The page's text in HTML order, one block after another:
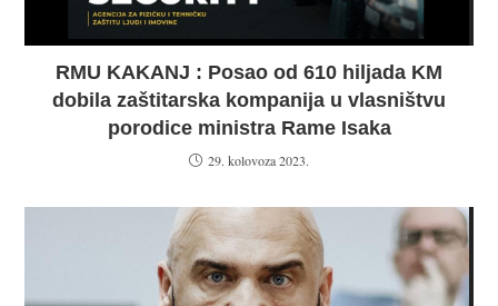
RMU KAKANJ : Posao od 610 hiljada KM
dobila zaštitarska kompanija u vlasništvu
porodice ministra Rame Isaka
29. kolovoza 2023.